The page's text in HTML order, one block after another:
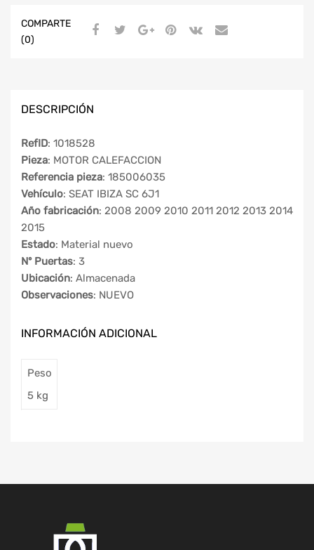
COMPARTE
(0)
DESCRIPCIÓN
RefID: 1018528
Pieza: MOTOR CALEFACCION
Referencia pieza: 185006035
Vehículo: SEAT IBIZA SC 6J1
Año fabricación: 2008 2009 2010 2011 2012 2013 2014
2015
Estado: Material nuevo
Nº Puertas: 3
Ubicación: Almacenada
Observaciones: NUEVO
INFORMACIÓN ADICIONAL
Peso
5 kg